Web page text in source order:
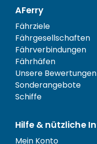
AFerry
Fährziele
Fährgesellschaften
Fährverbindungen
Fährhäfen
Unsere Bewertungen
Sonderangebote
Schiffe
Hilfe & nützliche
Mein Konto